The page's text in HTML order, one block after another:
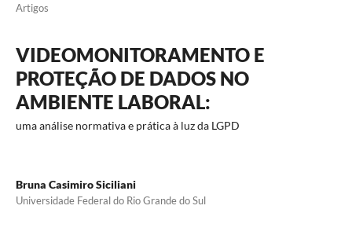
Artigos
VIDEOMONITORAMENTO E
PROTEÇÃO DE DADOS NO
AMBIENTE LABORAL:
uma análise normativa e prática à luz da LGPD
Bruna Casimiro Siciliani
Universidade Federal do Rio Grande do Sul